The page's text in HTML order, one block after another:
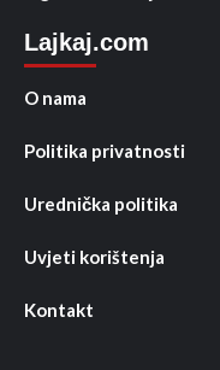
Lajkaj.com
O nama
Politika privatnosti
Urednička politika
Uvjeti korištenja
Kontakt